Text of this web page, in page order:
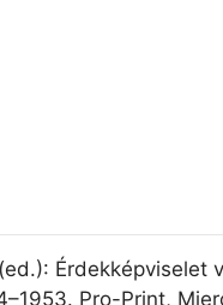
Érdekképviselet
Pro-Print,